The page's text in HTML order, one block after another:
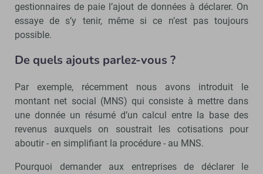
gestionnaires de paie l’ajout de données à déclarer. On
essaye de s’y tenir, même si ce n’est pas toujours
possible.
De quels ajouts parlez-vous ?
Par exemple, récemment nous avons introduit le
montant net social (MNS) qui consiste à mettre dans
une donnée un résumé d’un calcul entre la base des
revenus auxquels on soustrait les cotisations pour
aboutir - en simplifiant la procédure - au MNS.
Pourquoi demander aux entreprises de déclarer le